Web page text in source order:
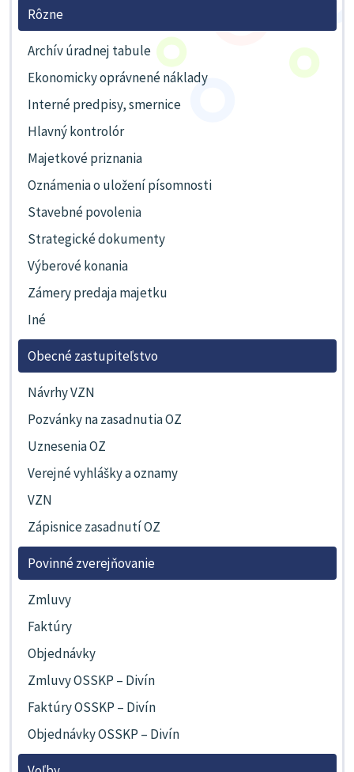
Rôzne
Archív úradnej tabule
Ekonomicky oprávnené náklady
Interné predpisy, smernice
Hlavný kontrolór
Majetkové priznania
Oznámenia o uložení písomnosti
Stavebné povolenia
Strategické dokumenty
Výberové konania
Zámery predaja majetku
Iné
Obecné zastupiteľstvo
Návrhy VZN
Pozvánky na zasadnutia OZ
Uznesenia OZ
Verejné vyhlášky a oznamy
VZN
Zápisnice zasadnutí OZ
Povinné zverejňovanie
Zmluvy
Faktúry
Objednávky
Zmluvy OSSKP – Divín
Faktúry OSSKP – Divín
Objednávky OSSKP – Divín